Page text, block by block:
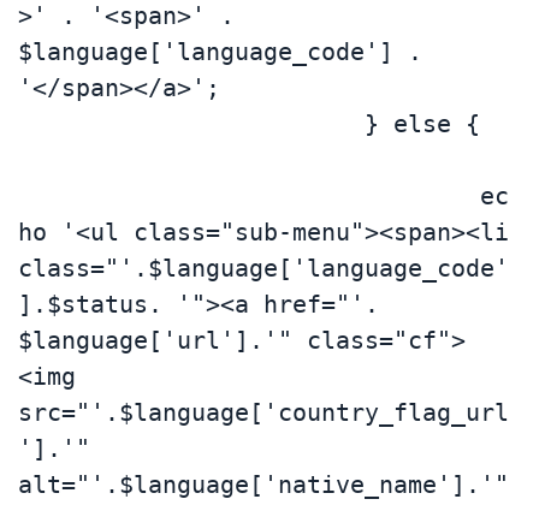
>' . '<span>' .
$language['language_code'] .
'</span></a>';
ho '<ul class="sub-menu"><span><li
class="'.$language['language_code'
].$status. '"><a href="'.
$language['url'].'" class="cf">
<img
src="'.$language['country_flag_url
'].'"
alt="'.$language['native_name'].'"